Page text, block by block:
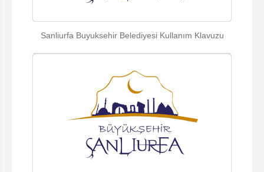
Sanliurfa Buyuksehir Belediyesi Kullanım Klavuzu